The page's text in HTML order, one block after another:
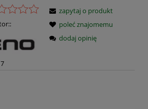
zapytaj o produkt
poleć znajomemu
dodaj opinię